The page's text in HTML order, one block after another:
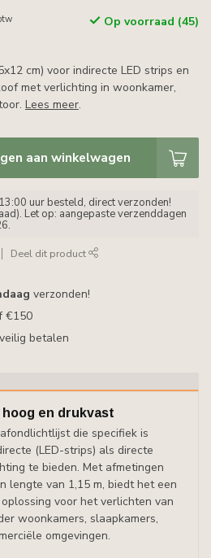
Op voorraad (45)
cm) voor indirecte LED strips en
met verlichting in woonkamer,
Lees meer.
aan winkelwagen
uur besteld, direct verzonden!
Let op: aangepaste verzenddagen
Deel dit product
verzonden!
€150
betalen
hoog en drukvast
die specifiek is
(LED-strips) als directe
te bieden. Met afmetingen
lengte van 1,15 m, biedt het een
voor het verlichten van
woonkamers, slaapkamers,
omgevingen.